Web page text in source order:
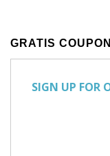
GRATIS